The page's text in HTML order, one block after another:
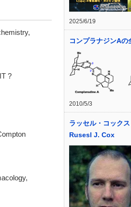
?
2025/6/19
コンプラナジンAの
2010/5/3
ラッセル・コックス
Rusesl J. Cox